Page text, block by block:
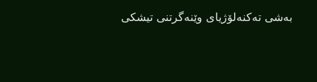
بەشی تەکنەلۆژیای وێنەگرتنی تیشکی